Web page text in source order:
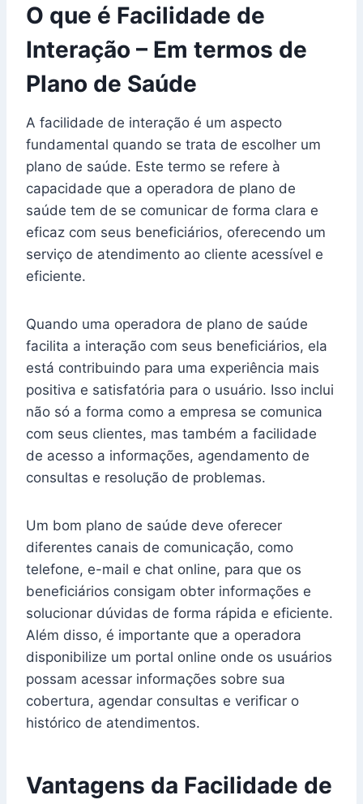
O que é Facilidade de
Interação – Em termos de
Plano de Saúde
A facilidade de interação é um aspecto
fundamental quando se trata de escolher um
plano de saúde. Este termo se refere à
capacidade que a operadora de plano de
saúde tem de se comunicar de forma clara e
eficaz com seus beneficiários, oferecendo um
serviço de atendimento ao cliente acessível e
eficiente.
Quando uma operadora de plano de saúde
facilita a interação com seus beneficiários, ela
está contribuindo para uma experiência mais
positiva e satisfatória para o usuário. Isso inclui
não só a forma como a empresa se comunica
com seus clientes, mas também a facilidade
de acesso a informações, agendamento de
consultas e resolução de problemas.
Um bom plano de saúde deve oferecer
diferentes canais de comunicação, como
telefone, e-mail e chat online, para que os
beneficiários consigam obter informações e
solucionar dúvidas de forma rápida e eficiente.
Além disso, é importante que a operadora
disponibilize um portal online onde os usuários
possam acessar informações sobre sua
cobertura, agendar consultas e verificar o
histórico de atendimentos.
Vantagens da Facilidade de